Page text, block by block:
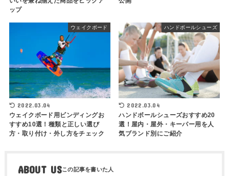
ップ
ウェイクボード
2022.03.04
ウェイクボード用ビンディングお
すすめ10選！種類と正しい選び
方・取り付け・外し方をチェック
ハンドボールシューズ
2022.03.04
ハンドボールシューズおすすめ20
選！屋内・屋外・キーパー用を人
気ブランド別にご紹介
ABOUT US